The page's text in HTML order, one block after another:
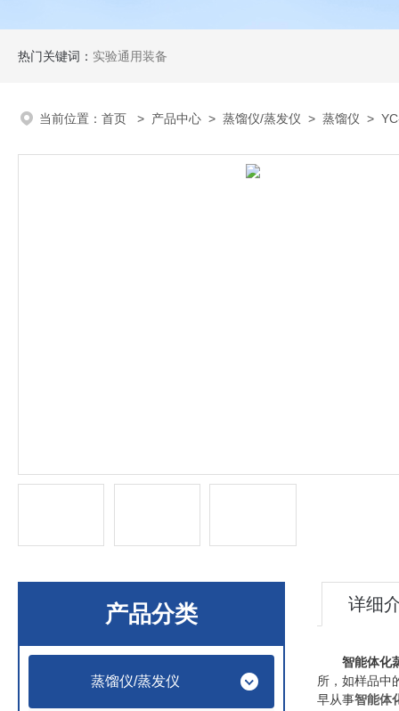
热门关键词： 实验通用装备
当前位置： 首页 > 产品中心 > 蒸馏仪/蒸发仪 > 蒸馏仪 >
产品分类
蒸馏仪/蒸发仪
详细
智能体化
所，如样品中
早从事智能体